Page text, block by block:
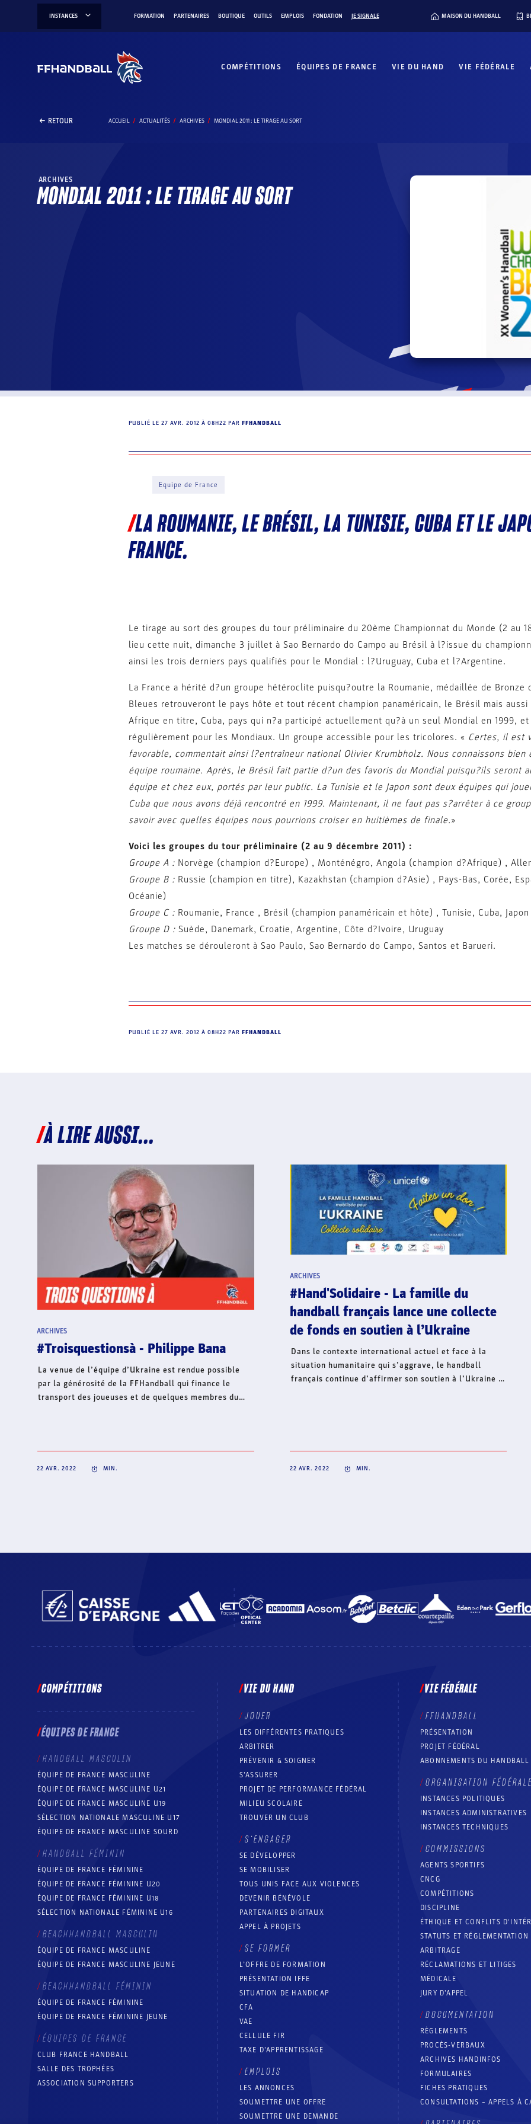
INSTANCES FORMATION PARTENAIRES BOUTIQUE OUTILS EMPLOIS FONDATION JE SIGNALE MAISON DU HANDBALL
COMPÉTITIONS ÉQUIPES DE FRANCE VIE DU HAND VIE FÉDÉRALE
RETOUR ACCUEIL ACTUALITÉS ARCHIVES MONDIAL 2011 : LE TIRAGE AU SORT
ARCHIVES
MONDIAL 2011 : LE TIRAGE AU SORT
PUBLIÉ LE 27 AVR. 2012 À 08H22 PAR FFHANDBALL
Equipe de France
LA ROUMANIE, LE BRÉSIL, LA TUNISIE, CUBA ET LE
FRANCE.
Le tirage au sort des groupes du tour préliminaire du 20ème Championnat du Monde (2 au
lieu cette nuit, dimanche 3 juillet à Sao Bernardo do Campo au Brésil à l?issue du
ainsi les trois derniers pays qualifiés pour le Mondial : l?Uruguay, Cuba et l?Argentine.
La France a hérité d?un groupe hétéroclite puisqu?outre la Roumanie, médaillée de Bronze
Bleues retrouveront le pays hôte et tout récent champion panaméricain, le Brésil mais aussi
Afrique en titre, Cuba, pays qui n?a participé actuellement qu?à un seul Mondial en 1999,
régulièrement pour les Mondiaux. Un groupe accessible pour les tricolores. « Certes, il est
favorable, commentait ainsi l?entraîneur national Olivier Krumbholz. Nous connaissons
équipe roumaine. Après, le Brésil fait partie d?un des favoris du Mondial puisqu?ils seront
équipe et chez eux, portés par leur public. La Tunisie et le Japon sont deux équipes qui
Cuba que nous avons déjà rencontré en 1999. Maintenant, il ne faut pas s?arrêter à ce
savoir avec quelles équipes nous pourrions croiser en huitièmes de finale.»
Voici les groupes du tour préliminaire (2 au 9 décembre 2011) :
Groupe A : Norvège (champion d?Europe) , Monténégro, Angola (champion d?Afrique) ,
Groupe B : Russie (champion en titre), Kazakhstan (champion d?Asie) , Pays-Bas, Corée,
Océanie)
Groupe C : Roumanie, France , Brésil (champion panaméricain et hôte) , Tunisie, Cuba, Japon
Groupe D : Suède, Danemark, Croatie, Argentine, Côte d?Ivoire, Uruguay
Les matches se dérouleront à Sao Paulo, Sao Bernardo do Campo, Santos et Barueri.
PUBLIÉ LE 27 AVR. 2012 À 08H22 PAR FFHANDBALL
À LIRE AUSSI...
ARCHIVES
#Troisquestionsà - Philippe Bana
La venue de l’équipe d’Ukraine est rendue possible
par la générosité de la FFHandball qui finance le
transport des joueuses et de quelques membres du
Bana, a mobilisé la famille du handball autour d’une
collecte de fonds.
22 AVR. 2022 MIN.
ARCHIVES
#Hand'Solidaire - La famille du
handball français lance une collecte
de fonds en soutien à l’Ukraine
Dans le contexte international actuel et face à la
situation humanitaire qui s’aggrave, le handball
français continue d’affirmer son soutien à l’Ukraine et
22 AVR. 2022 MIN.
COMPÉTITIONS
ÉQUIPES DE FRANCE
HANDBALL MASCULIN
ÉQUIPE DE FRANCE MASCULINE
ÉQUIPE DE FRANCE MASCULINE U21
ÉQUIPE DE FRANCE MASCULINE U19
SÉLECTION NATIONALE MASCULINE U17
ÉQUIPE DE FRANCE MASCULINE SOURD
HANDBALL FÉMININ
ÉQUIPE DE FRANCE FÉMININE
ÉQUIPE DE FRANCE FÉMININE U20
ÉQUIPE DE FRANCE FÉMININE U18
SÉLECTION NATIONALE FÉMININE U16
BEACHHANDBALL MASCULIN
ÉQUIPE DE FRANCE MASCULINE
ÉQUIPE DE FRANCE MASCULINE JEUNE
BEACHHANDBALL FÉMININ
ÉQUIPE DE FRANCE FÉMININE
ÉQUIPE DE FRANCE FÉMININE JEUNE
ÉQUIPES DE FRANCE
CLUB FRANCE HANDBALL
SALLE DES TROPHÉES
ASSOCIATION SUPPORTERS
VIE DU HAND
JOUER
LES DIFFÉRENTES PRATIQUES
ARBITRER
PRÉVENIR & SOIGNER
S’ASSURER
PROJET DE PERFORMANCE FÉDÉRAL
MILIEU SCOLAIRE
TROUVER UN CLUB
S’ENGAGER
SE DÉVELOPPER
SE MOBILISER
TOUS UNIS FACE AUX VIOLENCES
DEVENIR BÉNÉVOLE
PARTENAIRES DIGITAUX
APPEL À PROJETS
SE FORMER
L’OFFRE DE FORMATION
PRÉSENTATION IFFE
SITUATION DE HANDICAP
CFA
VAE
CELLULE FIR
TAXE D’APPRENTISSAGE
EMPLOIS
LES ANNONCES
SOUMETTRE UNE OFFRE
SOUMETTRE UNE DEMANDE
VIE FÉDÉRALE
FFHANDBALL
PRÉSENTATION
PROJET FÉDÉRAL
ABONNEMENTS DU HANDBALL
ORGANISATION FÉDÉRALE
INSTANCES POLITIQUES
INSTANCES ADMINISTRATIVES
INSTANCES TECHNIQUES
COMMISSIONS
AGENTS SPORTIFS
CNCG
COMPÉTITIONS
DISCIPLINE
ÉTHIQUE ET CONFLITS
STATUTS ET RÉGLEMENTATION
ARBITRAGE
RÉCLAMATIONS ET LITIGES
MÉDICALE
JURY D’APPEL
DOCUMENTATION
RÈGLEMENTS
PROCÈS-VERBAUX
ARCHIVES HANDINFOS
FORMULAIRES
FICHES PRATIQUES
CONSULTATIONS – APPELS À